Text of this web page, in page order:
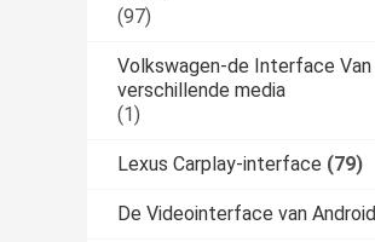
(97)
Volkswagen-de Interface Van
verschillende media
(1)
Lexus Carplay-interface (79)
De Videointerface van Android